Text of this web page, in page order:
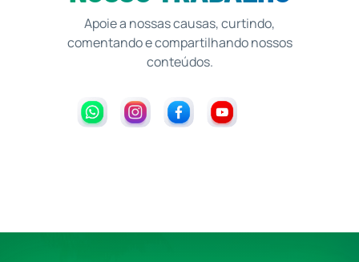
Apoie a nossas causas, curtindo,
comentando e compartilhando nossos
conteúdos.